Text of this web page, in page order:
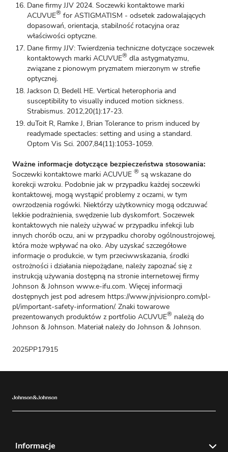
Dane firmy JJV 2024. Soczewki kontaktowe marki
ACUVUE® for ASTIGMATISM - odsetek zadowalających
dopasowań, orientacja, stabilność rotacyjna oraz
właściwości optyczne.
Dane firmy JJV: Twierdzenia techniczne dotyczące soczewek
kontaktowych marki ACUVUE® dla astygmatyzmu,
związane z pionowym pryzmatem mierzonym w strefie
optycznej.
Jackson D, Bedell HE. Vertical heterophoria and
susceptibility to visually induced motion sickness.
Strabismus. 2012,20(1):17-23.
duToit R, Ramke J, Brian Tolerance to prism induced by
readymade spectacles: setting and using a standard.
Optom Vis Sci. 2007,84(11):1053-1059.
Ważne informacje dotyczące bezpieczeństwa stosowania:
Soczewki kontaktowe marki ACUVUE ® są wskazane do
korekcji wzroku. Podobnie jak w przypadku każdej soczewki
kontaktowej, mogą wystąpić problemy z oczami, w tym
owrzodzenia rogówki. Niektórzy użytkownicy mogą odczuwać
lekkie podrażnienia, swędzenie lub dyskomfort. Soczewek
kontaktowych nie należy używać w przypadku infekcji lub
innych chorób oczu, ani w przypadku choroby ogólnoustrojowej,
która może wpływać na oko. Aby uzyskać szczegółowe
informacje o produkcie, w tym przeciwwskazania, środki
ostrożności i działania niepożądane, należy zapoznać się z
instrukcją używania dostępną na stronie internetowej firmy
Johnson & Johnson www.e-ifu.com. Więcej informacji
dostępnych jest pod adresem https://www.jnjvisionpro.com/pl-
pl/important-safety-information/. Znaki towarowe
prezentowanych produktów z portfolio ACUVUE® należą do
Johnson & Johnson. Materiał należy do Johnson & Johnson.
2025PP17915
Informacje